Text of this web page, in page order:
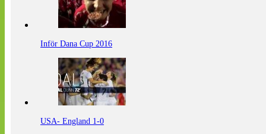
Inför Dana Cup 2016
USA- England 1-0